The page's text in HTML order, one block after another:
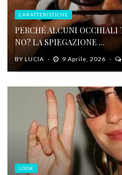
CARATTERISTICHE
PERCHÉ ALCUNI OCCHIALI
NO? LA SPIEGAZIONE ...
BY LUCIA 9 Aprile, 2026
LOOK